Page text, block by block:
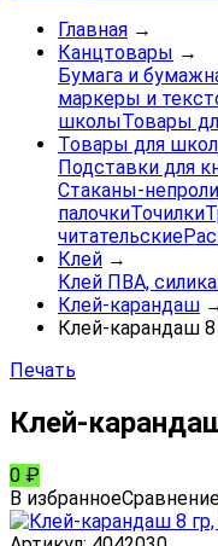
Главная →
Канцтовары →
Бумага и
маркеры и
школыТовары
Товары для
Подставки для
Стаканы-
палочкиТочилки
читательские
Клей →
Клей ПВА,
Клей-карандаш
Клей-карандаш 8
Печать
Клей-
0 ₽
В избранное